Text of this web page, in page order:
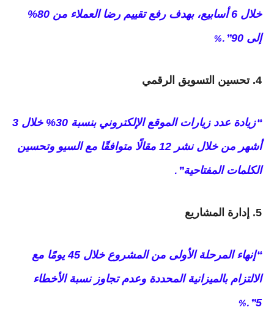
خلال 6 أسابيع، بهدف رفع تقييم رضا العملاء من 80%
إلى 90
%.”
4. تحسين التسويق الرقمي
“
زيادة عدد زيارات الموقع الإلكتروني بنسبة 30% خلال 3
أشهر من خلال نشر 12 مقالًا متوافقًا مع السيو وتحسين
الكلمات المفتاحية.”
5. إدارة المشاريع
“
إنهاء المرحلة الأولى من المشروع خلال 45 يومًا مع
الالتزام بالميزانية المحددة وعدم تجاوز نسبة الأخطاء
5
%.”